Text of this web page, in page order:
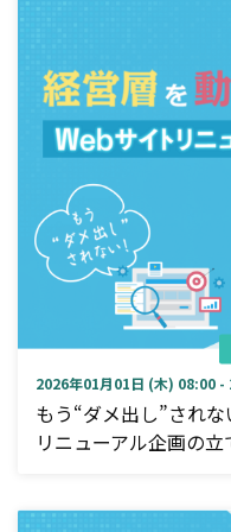
2026年01月01日 (木) 08:00
もう“ダメ出し”され
リニューアル企画の立